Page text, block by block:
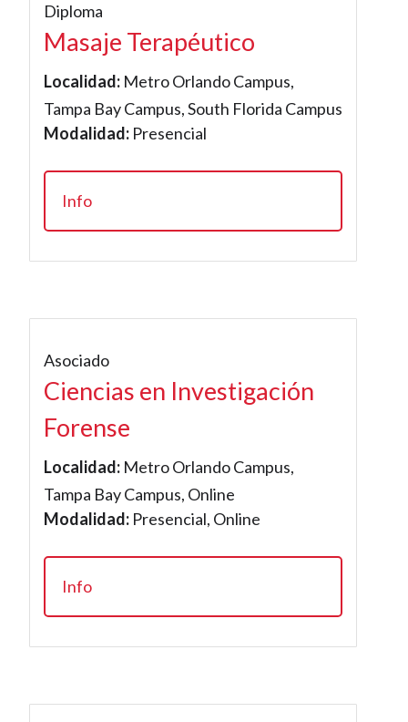
Diploma
Masaje Terapéutico
Localidad: Metro Orlando Campus,
Tampa Bay Campus, South Florida Campus
Modalidad: Presencial
Info
Asociado
Ciencias en Investigación
Forense
Localidad: Metro Orlando Campus,
Tampa Bay Campus, Online
Modalidad: Presencial, Online
Info